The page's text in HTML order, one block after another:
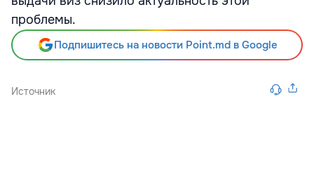
проблемы.
Подпишитесь на новости Point.md в Google
Источник